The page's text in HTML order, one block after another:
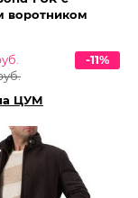
воротником
-11%
ЦУМ